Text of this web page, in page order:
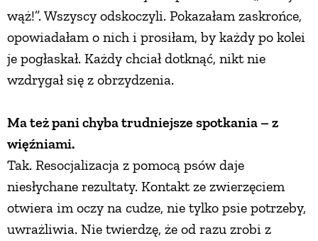
wąż!”. Wszyscy odskoczyli. Pokazałam zaskrońce,
opowiadałam o nich i prosiłam, by każdy po kolei
je pogłaskał. Każdy chciał dotknąć, nikt nie
wzdrygał się z obrzydzenia.
Ma też pani chyba trudniejsze spotkania – z
więźniami.
Tak. Resocjalizacja z pomocą psów daje
niesłychane rezultaty. Kontakt ze zwierzęciem
otwiera im oczy na cudze, nie tylko psie potrzeby,
uwrażliwia. Nie twierdzę, że od razu zrobi z